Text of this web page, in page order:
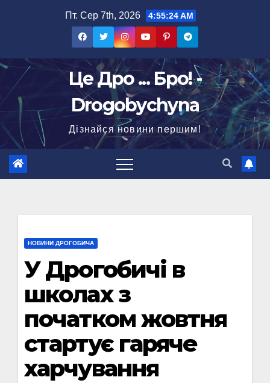
Пт. Сер 7th, 2026 4:55:25 AM
Це Дро ... Бро! -
Drogobychyna
Дізнайся новини першим!
НОВИНИ ДРОГОБИЧА
У Дрогобичі в
школах з
початком жовтня
стартує гаряче
харчування